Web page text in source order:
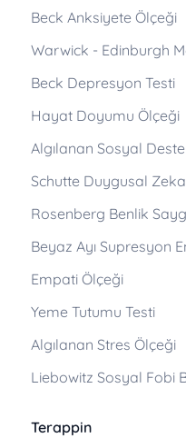
Terappin
Beck Anksiyete Ölçeği
Warwick - Edinburgh
Beck Depresyon Testi
Hayat Doyumu Ölçeği
Algılanan Sosyal
Schutte Duygusal
Rosenberg Benlik
Beyaz Ayı Supresyon
Empati Ölçeği
Yeme Tutumu Testi
Algılanan Stres Ölçeği
Liebowitz Sosyal Fobi